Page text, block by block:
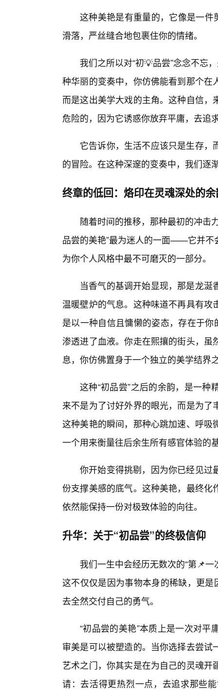
这种美艳是有重量的，它像是一件
滑落，严丝缝合地包裹住你的情绪。
我们之所以对“初💡品尝”念念不忘
种华丽的变奏中，你仿佛能看到那个
而是这出美学大戏的主角。这种自信
危险的，因为它诱惑你放弃平庸，去追
它告诉你，生活不应该只是生存
的冒险。在这种深邃的变奏中，我们逐
终章的低回：烙印在灵魂深处的
随着时间的推移，那种最初的冲击
品尝的美艳”最为迷人的一面——它并不
为你个人风格中最不可磨灭的一部分。
当香气的基调开始显现，那是龙
温暖壁炉的气息。这种味道不再具有
是以一种自信且慵懒的姿态，存在于
渗透进了血液。你走在熙攘的街头，
息，你仿佛置身于一个独立的美学结界
这种“初品尝”之后的余韵，是一
来不是为了讨好外界的眼光，而是为
这种美艳的瞬间，那种心跳加速、呼
一个用来衡量往后余生所有感官体验的
你开始变得挑剔，因为你已经见过
份支撑美感的底气。这种美艳，最终
依然能保持一份对极致体验的向往。
升华：关于“初品尝”的终极信仰
我们一生中会经历无数次的“第📌
这不仅仅是因为事物本身的稀缺，更
去全然交付自己的勇气。
“初品尝的美艳”本质上是一次对
审美是可以被塑造的。当你选择去尝
艺术之门，你其实是在为自己的灵魂
请：去活得更热烈一点，去追求那些